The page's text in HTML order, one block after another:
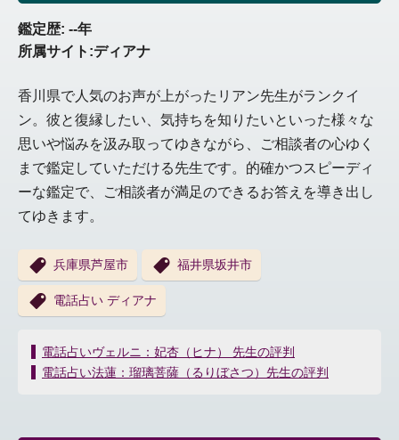
鑑定歴: --年
所属サイト:ディアナ
香川県で人気のお声が上がったリアン先生がランクイ
ン。彼と復縁したい、気持ちを知りたいといった様々な
思いや悩みを汲み取ってゆきながら、ご相談者の心ゆく
まで鑑定していただける先生です。的確かつスピーディ
ーな鑑定で、ご相談者が満足のできるお答えを導き出し
てゆきます。
兵庫県芦屋市 福井県坂井市
電話占い ディアナ
投
稿
電話占いヴェルニ：妃杏（ヒナ） 先生の評判
電話占い法蓮：瑠璃菩薩（るりぼさつ）先生の評判